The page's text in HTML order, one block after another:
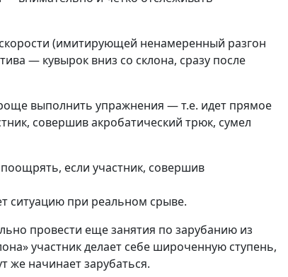
(имитирующей ненамеренный разгон
— кувырок вниз со склона, сразу после
выполнить упражнения — т.е. идет прямое
совершив акробатический трюк, сумел
если участник, совершив
ситуацию при реальном срыве.
провести еще занятия по зарубанию из
участник делает себе широченную ступень,
же начинает зарубаться.